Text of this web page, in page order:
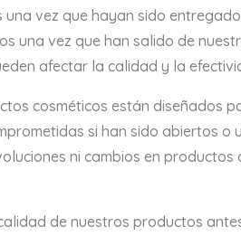
vez que hayan sido
una vez que han salido de
afectar la calidad y la
cosméticos están diseñados
si han sido abiertos
ni cambios en
de nuestros productos